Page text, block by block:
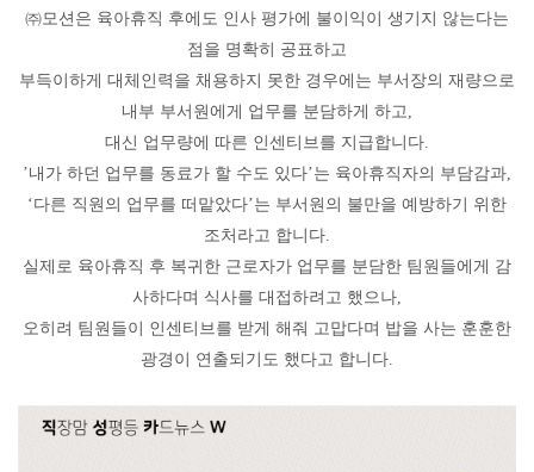
㈜모션은 육아휴직 후에도 인사 평가에 불이익이 생기지 않는다는
점을 명확히 공표하고
부득이하게 대체인력을 채용하지 못한 경우에는 부서장의 재량으로
내부 부서원에게 업무를 분담하게 하고,
대신 업무량에 따른 인센티브를 지급합니다.
’내가 하던 업무를 동료가 할 수도 있다’는 육아휴직자의 부담감과,
‘다른 직원의 업무를 떠맡았다’는 부서원의 불만을 예방하기 위한
조처라고 합니다.
실제로 육아휴직 후 복귀한 근로자가 업무를 분담한 팀원들에게 감
사하다며 식사를 대접하려고 했으나,
오히려 팀원들이 인센티브를 받게 해줘 고맙다며 밥을 사는 훈훈한
광경이 연출되기도 했다고 합니다.